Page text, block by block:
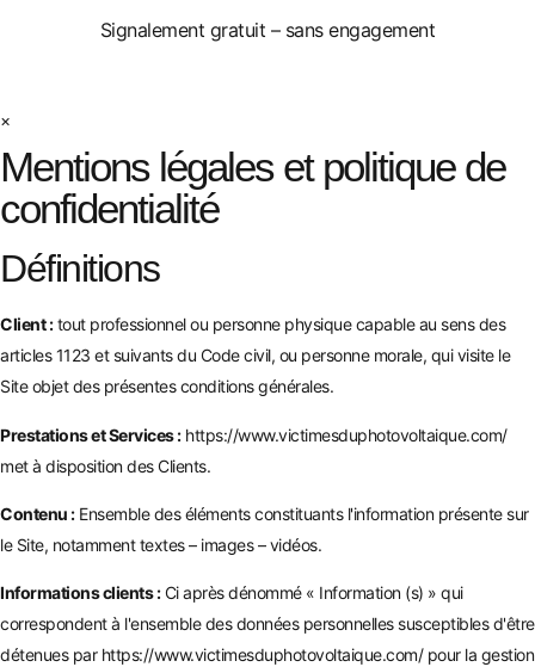
Signalement gratuit – sans engagement
×
Mentions légales et politique de
confidentialité
Définitions
Client :tout professionnel ou personne physique capable au sens des
articles 1123 et suivants du Code civil, ou personne morale, qui visite le
Site objet des présentes conditions générales.
Prestations et Services : https://www.victimesduphotovoltaique.com/
met à disposition des Clients.
Contenu :Ensemble des éléments constituants l'information présente sur
le Site, notamment textes – images – vidéos.
Informations clients :Ci après dénommé « Information (s) » qui
correspondent à l'ensemble des données personnelles susceptibles d'être
détenues par https://www.victimesduphotovoltaique.com/pour la gestion